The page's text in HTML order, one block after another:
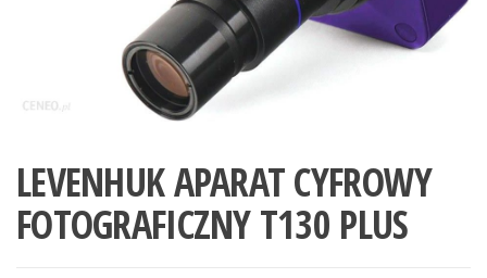
LEVENHUK APARAT CYFROWY
FOTOGRAFICZNY T130 PLUS